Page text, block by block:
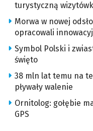
turystyczną
Morwa w nowej
opracowali
Symbol Polski i
święto
38 mln lat temu na
pływały walenie
Ornitolog: gołębie
GPS